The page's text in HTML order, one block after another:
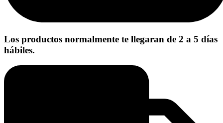
Los productos normalmente te llegaran de 2 a 5 días
hábiles.